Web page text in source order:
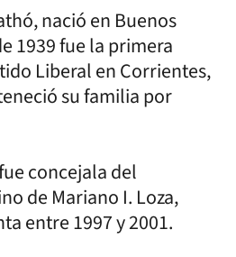
nació en Buenos
1939 fue la primera
Liberal en Corrientes,
su familia por
concejala del
de Mariano I. Loza,
entre 1997 y 2001.